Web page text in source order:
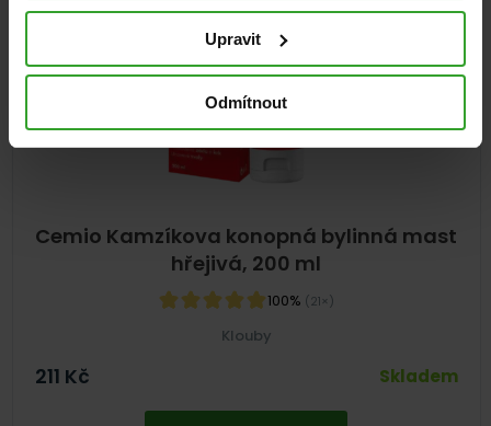
Upravit
Odmítnout
Cemio Kamzíkova konopná bylinná mast
hřejivá, 200 ml
100% (21×)
Klouby
211 Kč Skladem